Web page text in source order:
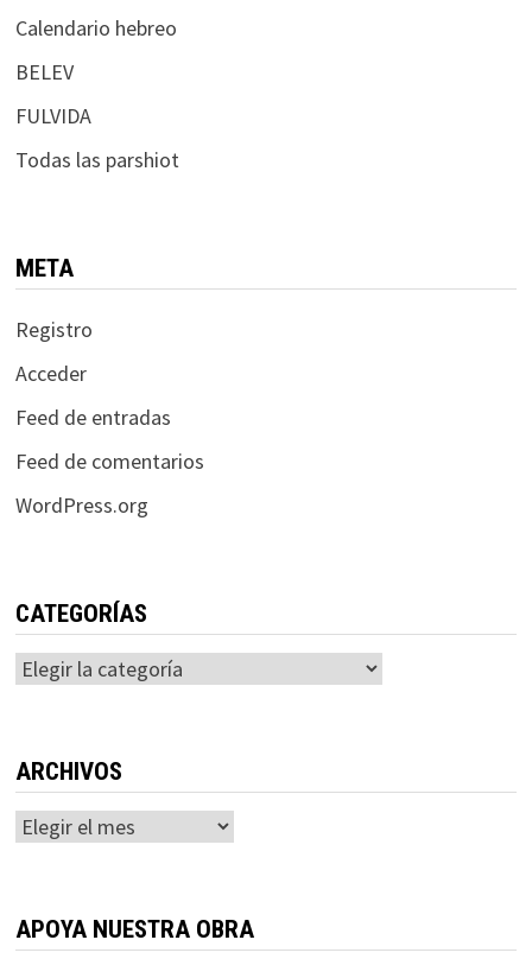
Calendario hebreo
BELEV
FULVIDA
Todas las parshiot
META
Registro
Acceder
Feed de entradas
Feed de comentarios
WordPress.org
CATEGORÍAS
Categorías
ARCHIVOS
Archivos
APOYA NUESTRA OBRA